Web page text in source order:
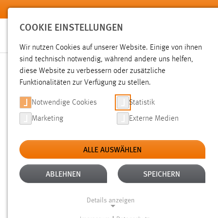
Zum Hauptinhalt springen
SUCHE
Aktive Filter: TYP: DATEIEN ALTER: 6 MONATE BIS 1
Gesucht nach "prof. dr. heigl". Es wurden 74 Ergebnisse
COOKIE EINSTELLUNGEN
Wir nutzen Cookies auf unserer Website. Einige von ihnen
sind technisch notwendig, während andere uns helfen,
diese Website zu verbessern oder zusätzliche
Funktionalitäten zur Verfügung zu stellen.
Notwendige Cookies Statistik
Marketing Externe Medien
ALLE AUSWÄHLEN
ABLEHNEN SPEICHERN
Details anzeigen